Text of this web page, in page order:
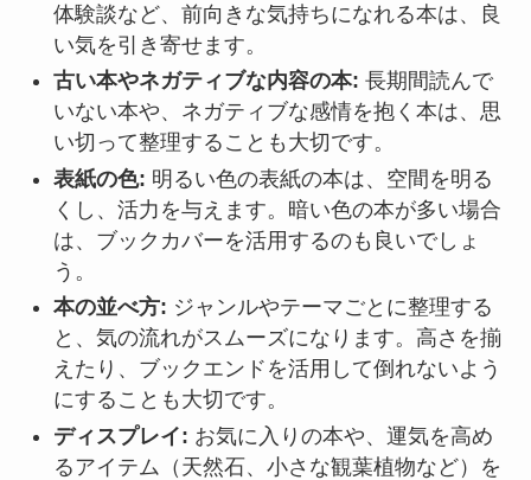
体験談など、前向きな気持ちになれる本は、良
い気を引き寄せます。
古い本やネガティブな内容の本: 長期間読んで
いない本や、ネガティブな感情を抱く本は、思
い切って整理することも大切です。
表紙の色: 明るい色の表紙の本は、空間を明る
くし、活力を与えます。暗い色の本が多い場合
は、ブックカバーを活用するのも良いでしょ
う。
本の並べ方: ジャンルやテーマごとに整理する
と、気の流れがスムーズになります。高さを揃
えたり、ブックエンドを活用して倒れないよう
にすることも大切です。
ディスプレイ: お気に入りの本や、運気を高め
るアイテム（天然石、小さな観葉植物など）を